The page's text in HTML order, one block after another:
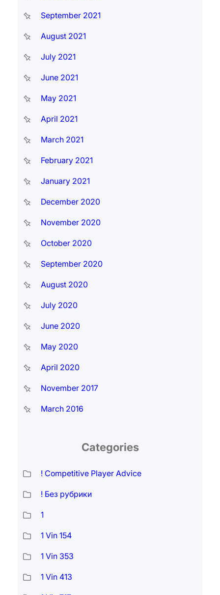
September 2021
August 2021
July 2021
June 2021
May 2021
April 2021
March 2021
February 2021
January 2021
December 2020
November 2020
October 2020
September 2020
August 2020
July 2020
June 2020
May 2020
April 2020
November 2017
March 2016
Categories
! Competitive Player Advice
! Без рубрики
1
1 Vin 154
1 Vin 353
1 Vin 413